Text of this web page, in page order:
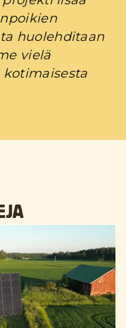
huolehditaan
vielä